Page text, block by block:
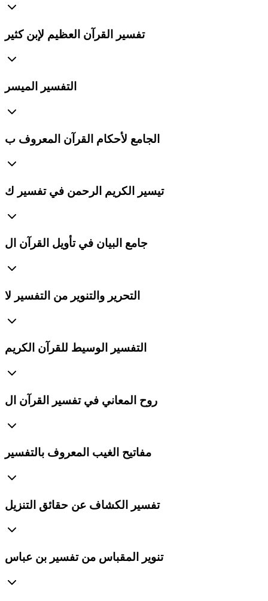
تفسير القرآن العظيم لإبن كثير
التفسير الميسر
الجامع لأحكام القرآن المعروف ب
تيسير الكريم الرحمن في تفسير ك
جامع البيان في تأويل القرآن ال
التحرير والتنوير من التفسير لا
التفسير الوسيط للقرآن الكريم
روح المعاني في تفسير القرآن ال
مفاتيح الغيب المعروف بالتفسير
تفسير الكشاف عن حقائق التنزيل
تنوير المقباس من تفسير بن عباس